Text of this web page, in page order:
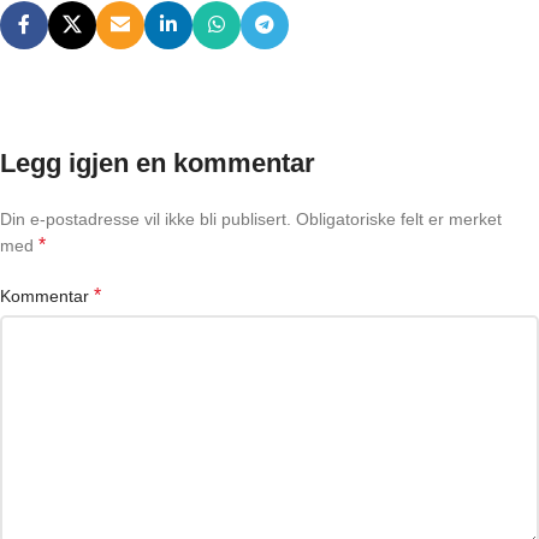
Legg igjen en kommentar
Din e-postadresse vil ikke bli publisert. Obligatoriske felt er merket
med *
Kommentar *